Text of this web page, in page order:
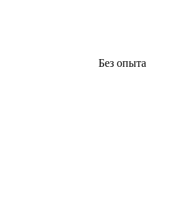
Без опыта